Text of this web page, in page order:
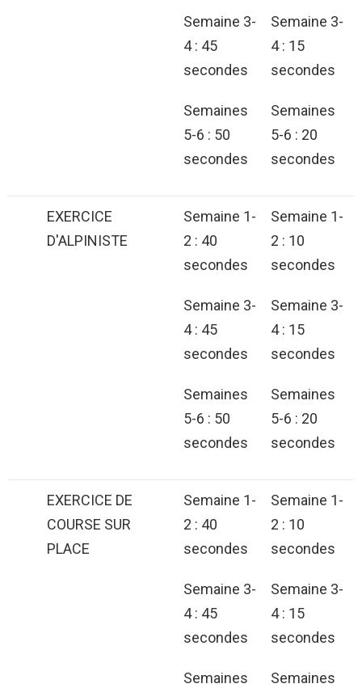
Semaine 3-
4 : 45
secondes
Semaines
5-6 : 50
secondes
Semaine 3-
4 : 15
secondes
Semaines
5-6 : 20
secondes
EXERCICE
D'ALPINISTE
Semaine 1-
2 : 40
secondes
Semaine 3-
4 : 45
secondes
Semaines
5-6 : 50
secondes
Semaine 1-
2 : 10
secondes
Semaine 3-
4 : 15
secondes
Semaines
5-6 : 20
secondes
EXERCICE DE
COURSE SUR
PLACE
Semaine 1-
2 : 40
secondes
Semaine 3-
4 : 45
secondes
Semaines
Semaine 1-
2 : 10
secondes
Semaine 3-
4 : 15
secondes
Semaines